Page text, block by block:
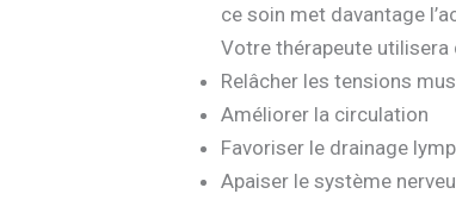
ce soin met davantage
Votre thérapeute utilisera
Relâcher les tensions
Améliorer la circulation
Favoriser le drainage
Apaiser le système